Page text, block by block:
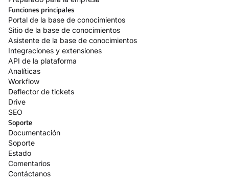
Funciones principales
Portal de la base de conocimientos
Sitio de la base de conocimientos
Asistente de la base de conocimientos
Integraciones y extensiones
API de la plataforma
Analíticas
Workflow
Deflector de tickets
Drive
SEO
Soporte
Documentación
Soporte
Estado
Comentarios
Contáctanos